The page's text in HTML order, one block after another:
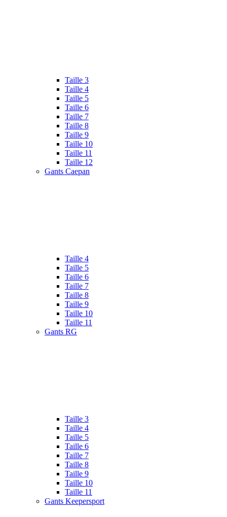
Taille 3
Taille 4
Taille 5
Taille 6
Taille 7
Taille 8
Taille 9
Taille 10
Taille 11
Taille 12
Gants Caepan
Taille 4
Taille 5
Taille 6
Taille 7
Taille 8
Taille 9
Taille 10
Taille 11
Gants RG
Taille 3
Taille 4
Taille 5
Taille 6
Taille 7
Taille 8
Taille 9
Taille 10
Taille 11
Gants Keepersport